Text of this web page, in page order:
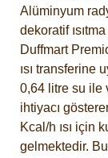
Alüminyum
dekoratif
Duffmart
ısı transferine
0,64 litre su ile
ihtiyacı
Kcal/h ısı için
gelmektedir.